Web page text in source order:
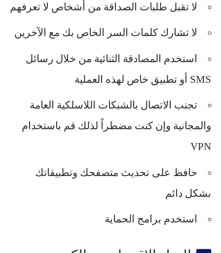
لا تقبل طلبات الصداقة من أشخاص لا تعرفهم
لا تشارك كلمات السر الخاص بك مع الآخرين
استخدم المصادقة الثنائية من خلال رسائل
SMS أو تطبيق خاص لهذه العملية
تجنب الاتصال بالشبكات اللاسلكية العامة
والمجانية وإن كنت مضطراً لذلك قم باستخدام
VPN
حافظ على تحديث متصفحك وتطبيقاتك
بشكل دائم
استخدم برامج الحماية